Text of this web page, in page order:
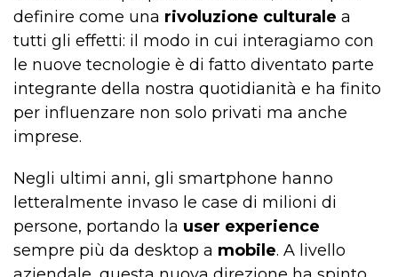
definire come una rivoluzione culturale a
tutti gli effetti: il modo in cui interagiamo con
le nuove tecnologie è di fatto diventato parte
integrante della nostra quotidianità e ha finito
per influenzare non solo privati ma anche
imprese.
Negli ultimi anni, gli smartphone hanno
letteralmente invaso le case di milioni di
persone, portando la user experience
sempre più da desktop a mobile. A livello